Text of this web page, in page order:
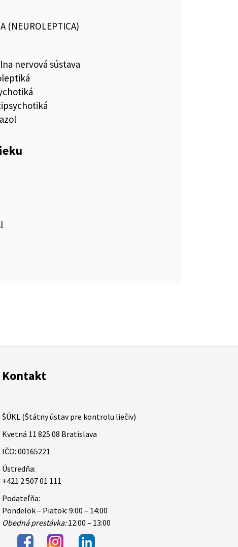
(NEUROLEPTICA)
nervová sústava
Kontakt
ŠÚKL (Štátny ústav pre kontrolu liečiv)
Kvetná 11 825 08 Bratislava
IČO: 00165221
Ústredňa:
+421 2 507 01 111
Podateľňa:
Pondelok – Piatok: 9:00 – 14:00
Obedná prestávka:12:00 – 13:00